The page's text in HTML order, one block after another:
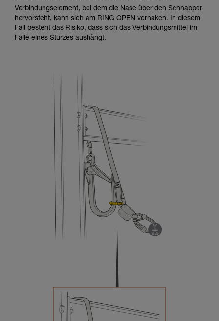
Verbindungselement, bei dem die Nase über den Schnapper
hervorsteht, kann sich am RING OPEN verhaken. In diesem
Fall besteht das Risiko, dass sich das Verbindungsmittel im
Falle eines Sturzes aushängt.